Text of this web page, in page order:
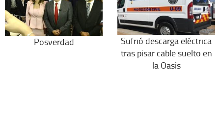
Posverdad
Sufrió descarga eléctrica
tras pisar cable suelto en
la Oasis